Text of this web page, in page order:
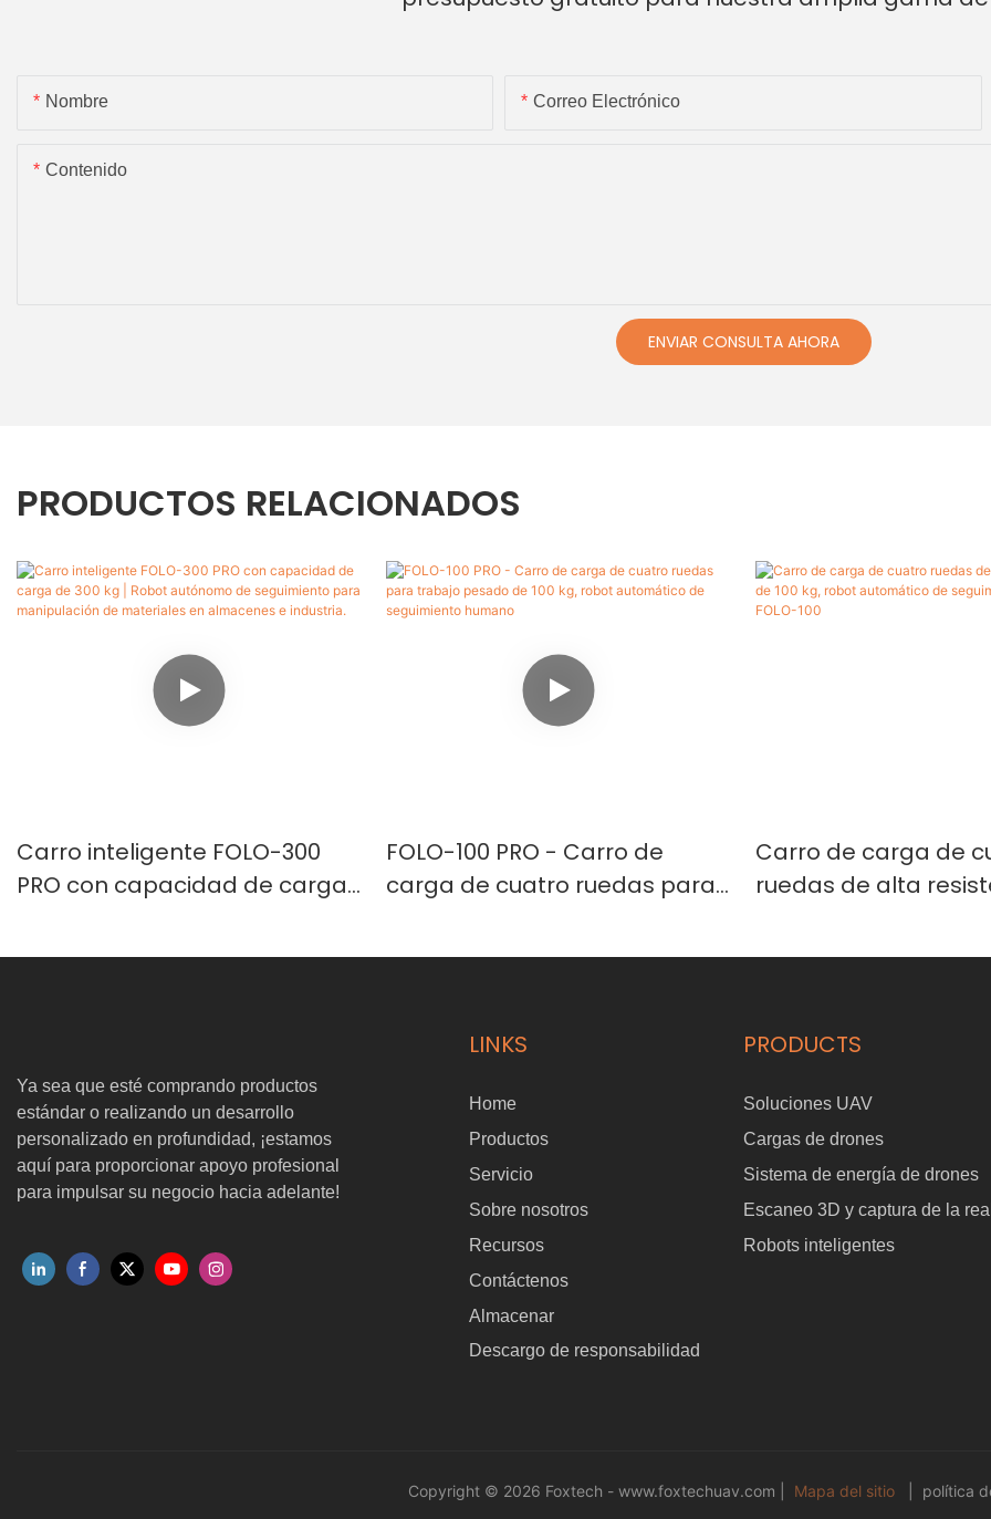
Nombre Correo Electrónico
Contenido
ENVIAR CONSULTA AHORA
PRODUCTOS RELACIONADOS
Carro inteligente FOLO-300
PRO con capacidad de carga
de seguimiento para
FOLO-100 PRO - Carro de
carga de cuatro ruedas para
robot automático de
Carro de carga de
ruedas de alta
seguimiento
Ya sea que esté comprando productos
estándar o realizando un desarrollo
personalizado en profundidad, ¡estamos
aquí para proporcionar apoyo profesional
para impulsar su negocio hacia adelante!
LINKS
Home
Productos
Servicio
Sobre nosotros
Recursos
Contáctenos
Almacenar
Descargo de responsabilidad
PRODUCTS
Soluciones UAV
Cargas de drones
Sistema de energía de drones
Escaneo 3D y captura de la
Robots inteligentes
Copyright © 2026 Foxtech - www.foxtechuav.com Mapa del sitio política